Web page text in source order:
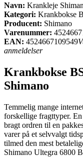
Navn: Krankleje
Kategori: Krankbokse
Producent: Shimano
Varenummer:
EAN: 4524667109549
anmeldelser
Krankbokse
Shimano
Temmelig mange
forskellige fragttyper.
bragt ordren til en
varer på et selvvalgt
tilmed den mest
Shimano Ultegra 6800